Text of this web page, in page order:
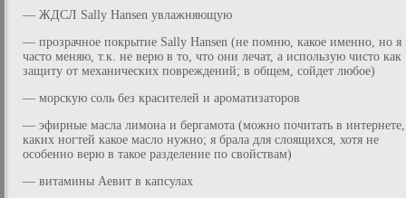
— ЖДСЛ Sally Hansen увлажняющую
— прозрачное покрытие Sally Hansen (не помню, какое именно, но я
часто меняю, т.к. не верю в то, что они лечат, а использую чисто как
защиту от механических повреждений; в общем, сойдет любое)
— морскую соль без красителей и ароматизаторов
— эфирные масла лимона и бергамота (можно почитать в
каких ногтей какое масло нужно; я брала для слоящихся, хотя не
особенно верю в такое разделение по свойствам)
— витамины Аевит в капсулах